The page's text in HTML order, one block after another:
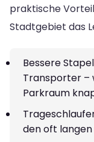
praktische
Stadtgebiet das
Bessere
Transporter –
Parkraum
den oft langen